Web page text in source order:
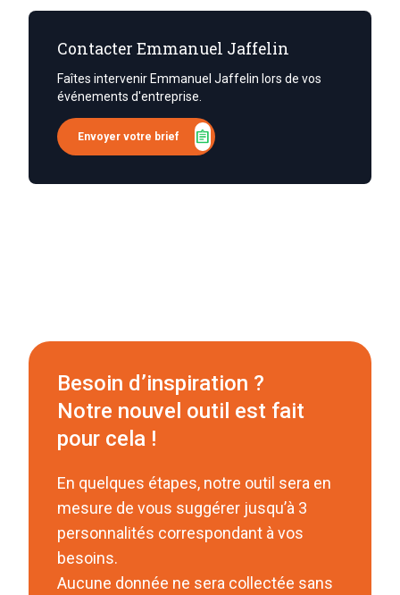
Contacter Emmanuel Jaffelin
Faîtes intervenir Emmanuel Jaffelin lors de vos
événements d'entreprise.
Envoyer votre brief assignment
Besoin d’inspiration ?
Notre nouvel outil est fait
pour cela !
En quelques étapes, notre outil sera en
mesure de vous suggérer jusqu’à 3
personnalités correspondant à vos
besoins.
Aucune donnée ne sera collectée sans